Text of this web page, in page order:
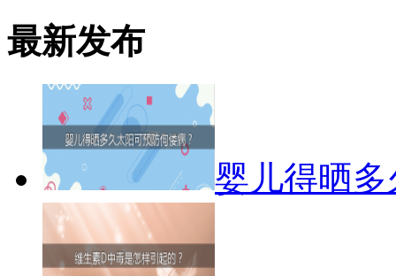
最新发布
婴儿得晒